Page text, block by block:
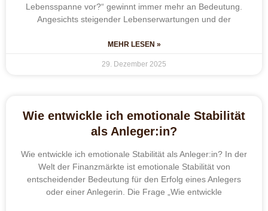
Lebensspanne vor?“ gewinnt immer mehr an Bedeutung.
Angesichts steigender Lebenserwartungen und der
MEHR LESEN »
29. Dezember 2025
Wie entwickle ich emotionale Stabilität
als Anleger:in?
Wie entwickle ich emotionale Stabilität als Anleger:in? In der
Welt der Finanzmärkte ist emotionale Stabilität von
entscheidender Bedeutung für den Erfolg eines Anlegers
oder einer Anlegerin. Die Frage „Wie entwickle